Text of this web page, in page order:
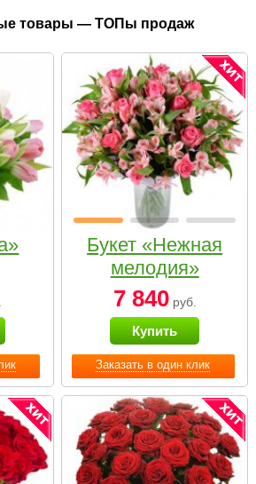
товары — ТОПы продаж
Заказать в один клик
Букет «Нежная
мелодия»
7 840руб.
Купить